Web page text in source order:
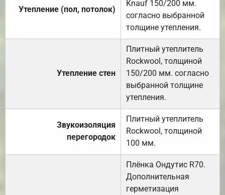
Утепление (пол, потолок)
Knauf 150/200 мм.
согласно выбранной
толщине утепления.
Утепление стен
Плитный утеплитель
Rockwool, толщиной
150/200 мм. согласно
выбранной толщине
утепления.
Звукоизоляция
перегородок
Плитный утеплитель
Rockwool, толщиной
100 мм.
Плёнка Ондутис R70.
Дополнительная
герметизация